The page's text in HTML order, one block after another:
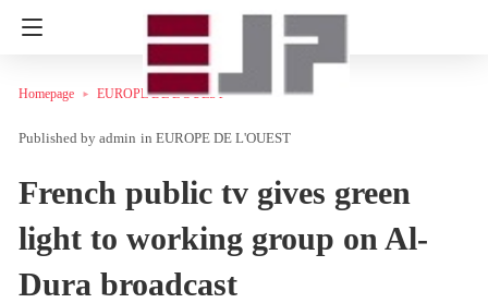
Homepage EUROPE DE L'OUEST
admin in EUROPE DE L'OUEST
French public tv gives green
light to working group on Al-
Dura broadcast